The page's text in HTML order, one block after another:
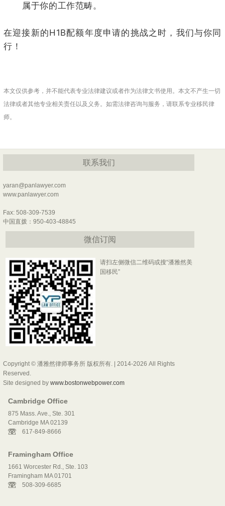
属于你的工作范畴。
在迎接新的H1B配额年度申请的挑战之时，我们与你同
行！
本文仅供参考，并不能代表专业法律建议或者作为法律文书使用。本文不产生一切
法律或者其他专业相关责任以及义务。如需法律咨询与服务，请联系专业移民律
师。
联系我们
yaran@panlawyer.com
www.panlawyer.com
Fax: 508-309-7539
中国直拨：950-403-48845
微信订阅
请扫左侧微信二维码或搜“潘雅然美
国移民”
Copyright © 潘雅然律师事务所 版权所有. | 2014-2026 All Rights
Reserved.
Site designed by www.bostonwebpower.com
Cambridge Office
875 Mass. Ave., Ste. 301
Cambridge MA 02139
617-849-8666
Framingham Office
1661 Worcester Rd., Ste. 103
Framingham MA 01701
508-309-6685